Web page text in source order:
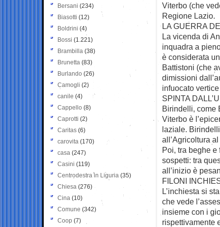
Viterbo (che
Regione Lazio.
LA GUERRA
La vicenda di
inquadra a
è considerata
Battistoni (che
dimissioni
infuocato
SPINTA
Birindelli, come
Viterbo è
laziale.
all’Agricoltura
Poi, tra beghe
sospetti: tra
all’inizio è
FILONI
L’inchiesta si
che vede
insieme con i
rispettivamente
Bersani (234)
Biasotti (12)
Boldrini (4)
Bossi (1.221)
Brambilla (38)
Brunetta (83)
Burlando (26)
Camogli (2)
canile (4)
Cappello (8)
Caprotti (2)
Caritas (6)
carovita (170)
casa (247)
Casini (119)
Centrodestra in Liguria (35)
Chiesa (276)
Cina (10)
Comune (342)
Coop (7)